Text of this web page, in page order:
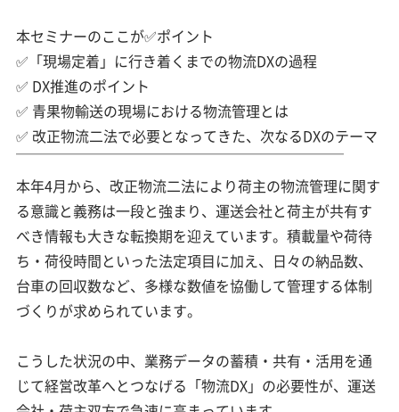
本セミナーのここが✅ポイント
✅「現場定着」に行き着くまでの物流DXの過程
✅ DX推進のポイント
✅ 青果物輸送の現場における物流管理とは
✅ 改正物流二法で必要となってきた、次なるDXのテーマ
￣￣￣￣￣￣￣￣￣￣￣￣￣￣￣￣￣￣￣￣￣￣￣
本年4月から、改正物流二法により荷主の物流管理に関す
る意識と義務は一段と強まり、運送会社と荷主が共有す
べき情報も大きな転換期を迎えています。積載量や荷待
ち・荷役時間といった法定項目に加え、日々の納品数、
台車の回収数など、多様な数値を協働して管理する体制
づくりが求められています。
こうした状況の中、業務データの蓄積・共有・活用を通
じて経営改革へとつなげる「物流DX」の必要性が、運送